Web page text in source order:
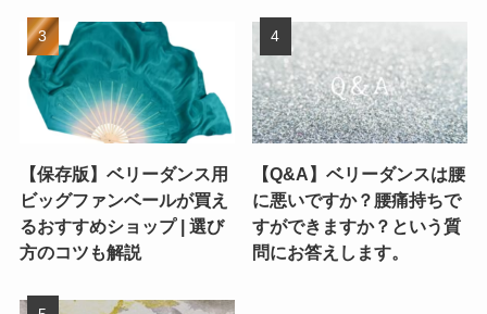
【保存版】ベリーダンス用
ビッグファンベールが買え
るおすすめショップ | 選び
方のコツも解説
【Q&A】ベリーダンスは腰
に悪いですか？腰痛持ちで
すができますか？という質
問にお答えします。